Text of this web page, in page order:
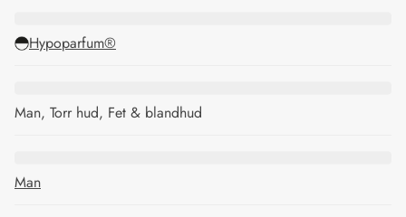
Hypoparfum®
Man, Torr hud, Fet & blandhud
Man